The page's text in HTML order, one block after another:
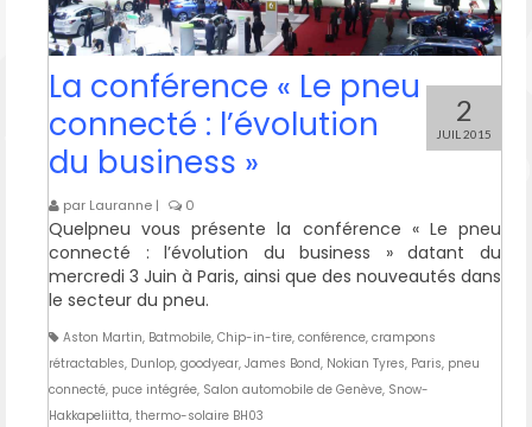
2
JUIL 2015
La conférence « Le pneu
connecté : l’évolution
du business »
par Lauranne | 0
Quelpneu vous présente la conférence « Le pneu
connecté : l’évolution du business » datant du
mercredi 3 Juin à Paris, ainsi que des nouveautés dans
le secteur du pneu.
Aston Martin, Batmobile, Chip-in-tire, conférence, crampons
rétractables, Dunlop, goodyear, James Bond, Nokian Tyres, Paris, pneu
connecté, puce intégrée, Salon automobile de Genève, Snow-
Hakkapeliitta, thermo-solaire BH03